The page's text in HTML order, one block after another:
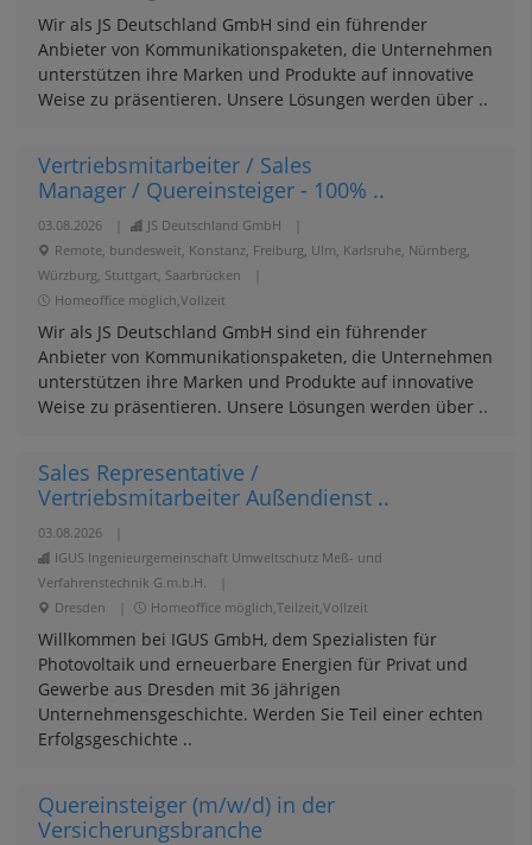
Wir als JS Deutschland GmbH sind ein führender
Anbieter von Kommunikationspaketen, die Unternehmen
unterstützen ihre Marken und Produkte auf innovative
Weise zu präsentieren. Unsere Lösungen werden über ..
Vertriebsmitarbeiter / Sales
Manager / Quereinsteiger - 100% ..
03.08.2026 JS Deutschland GmbH
Remote, bundesweit, Konstanz, Freiburg, Ulm, Karlsruhe, Nürnberg,
Würzburg, Stuttgart, Saarbrücken
Homeoffice möglich,Vollzeit
Wir als JS Deutschland GmbH sind ein führender
Anbieter von Kommunikationspaketen, die Unternehmen
unterstützen ihre Marken und Produkte auf innovative
Weise zu präsentieren. Unsere Lösungen werden über ..
Sales Representative /
Vertriebsmitarbeiter Außendienst ..
03.08.2026
IGUS Ingenieurgemeinschaft Umweltschutz Meß- und
Verfahrenstechnik G.m.b.H.
Dresden
Homeoffice möglich,Teilzeit,Vollzeit
Willkommen bei IGUS GmbH, dem Spezialisten für
Photovoltaik und erneuerbare Energien für Privat und
Gewerbe aus Dresden mit 36 jährigen
Unternehmensgeschichte. Werden Sie Teil einer echten
Erfolgsgeschichte ..
Quereinsteiger (m/w/d) in der
Versicherungsbranche